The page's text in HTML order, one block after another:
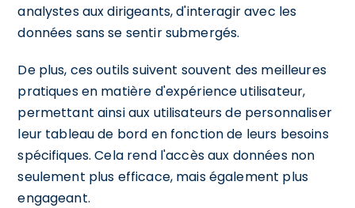
analystes aux dirigeants, d'interagir avec les
données sans se sentir submergés.
De plus, ces outils suivent souvent des meilleures
pratiques en matière d'expérience utilisateur,
permettant ainsi aux utilisateurs de personnaliser
leur tableau de bord en fonction de leurs besoins
spécifiques. Cela rend l'accès aux données non
seulement plus efficace, mais également plus
engageant.